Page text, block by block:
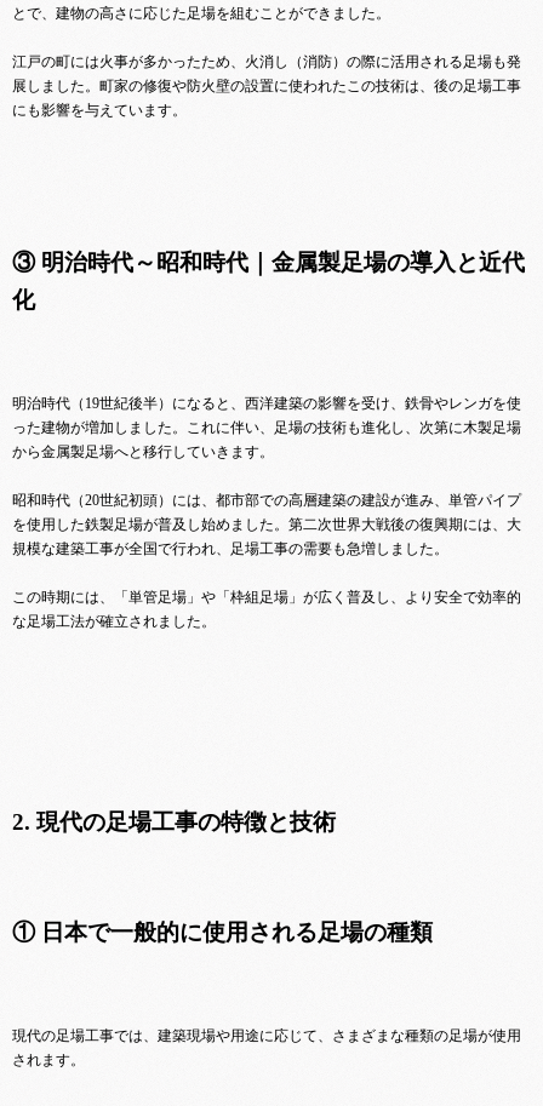
とで、建物の高さに応じた足場を組むことができました。
江戸の町には火事が多かったため、火消し（消防）の際に活用される足場も発
展しました。町家の修復や防火壁の設置に使われたこの技術は、後の足場工事
にも影響を与えています。
③ 明治時代～昭和時代｜金属製足場の導入と近代
化
明治時代（19世紀後半）になると、西洋建築の影響を受け、鉄骨やレンガを使
った建物が増加しました。これに伴い、足場の技術も進化し、次第に木製足場
から金属製足場へと移行していきます。
昭和時代（20世紀初頭）には、都市部での高層建築の建設が進み、単管パイプ
を使用した鉄製足場が普及し始めました。第二次世界大戦後の復興期には、大
規模な建築工事が全国で行われ、足場工事の需要も急増しました。
この時期には、「単管足場」や「枠組足場」が広く普及し、より安全で効率的
な足場工法が確立されました。
2. 現代の足場工事の特徴と技術
① 日本で一般的に使用される足場の種類
現代の足場工事では、建築現場や用途に応じて、さまざまな種類の足場が使用
されます。